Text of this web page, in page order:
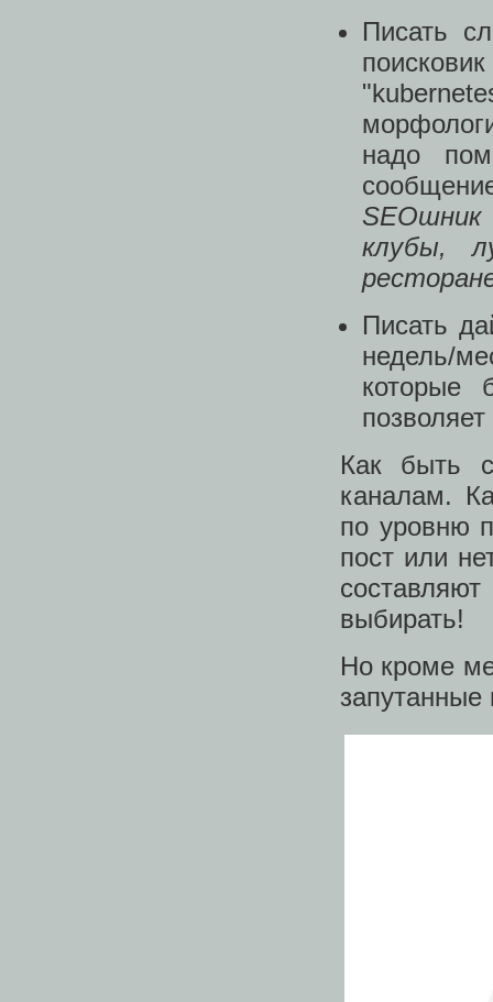
Писать
надо
SEOшник
клубы,
Писать
недель/
которые
Как быть
каналам.
по уровню
пост или
выбирать!
Но кроме
запутанные